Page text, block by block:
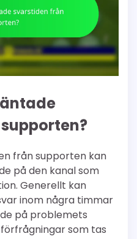
från supporten kan
på den kanal som
Generellt kan
inom några timmar
på problemets
som tas